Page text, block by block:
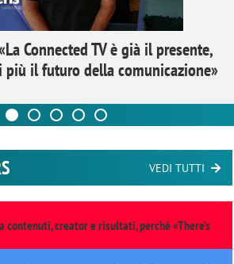
Connected TV è già il presente,
più il futuro della comunicazione»
VEDI TUTTI
creator e risultati, perché «There’s